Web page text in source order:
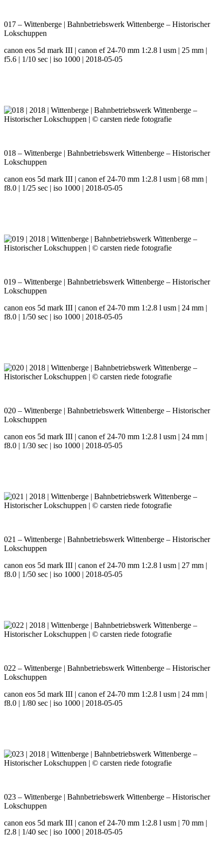
017 – Wittenberge | Bahnbetriebswerk Wittenberge – Historischer
Lokschuppen
canon eos 5d mark III | canon ef 24-70 mm 1:2.8 l usm | 25 mm |
f5.6 | 1/10 sec | iso 1000 | 2018-05-05
018 – Wittenberge | Bahnbetriebswerk Wittenberge – Historischer
Lokschuppen
canon eos 5d mark III | canon ef 24-70 mm 1:2.8 l usm | 68 mm |
f8.0 | 1/25 sec | iso 1000 | 2018-05-05
019 – Wittenberge | Bahnbetriebswerk Wittenberge – Historischer
Lokschuppen
canon eos 5d mark III | canon ef 24-70 mm 1:2.8 l usm | 24 mm |
f8.0 | 1/50 sec | iso 1000 | 2018-05-05
020 – Wittenberge | Bahnbetriebswerk Wittenberge – Historischer
Lokschuppen
canon eos 5d mark III | canon ef 24-70 mm 1:2.8 l usm | 24 mm |
f8.0 | 1/30 sec | iso 1000 | 2018-05-05
021 – Wittenberge | Bahnbetriebswerk Wittenberge – Historischer
Lokschuppen
canon eos 5d mark III | canon ef 24-70 mm 1:2.8 l usm | 27 mm |
f8.0 | 1/50 sec | iso 1000 | 2018-05-05
022 – Wittenberge | Bahnbetriebswerk Wittenberge – Historischer
Lokschuppen
canon eos 5d mark III | canon ef 24-70 mm 1:2.8 l usm | 24 mm |
f8.0 | 1/80 sec | iso 1000 | 2018-05-05
023 – Wittenberge | Bahnbetriebswerk Wittenberge – Historischer
Lokschuppen
canon eos 5d mark III | canon ef 24-70 mm 1:2.8 l usm | 70 mm |
f2.8 | 1/40 sec | iso 1000 | 2018-05-05